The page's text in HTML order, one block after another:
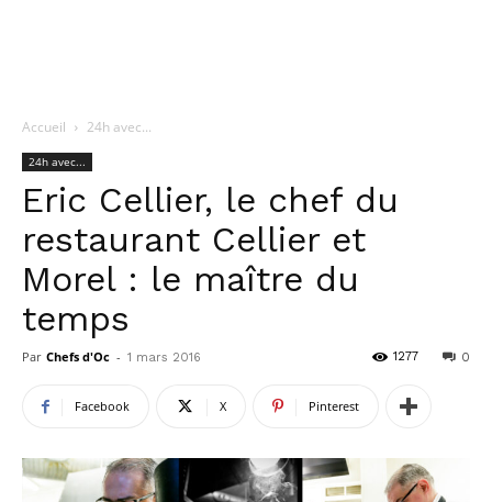
Accueil 24h avec...
24h avec...
Eric Cellier, le chef du
restaurant Cellier et
Morel : le maître du
temps
Par Chefs d'Oc - 1 mars 2016 0
1277
Facebook X Pinterest